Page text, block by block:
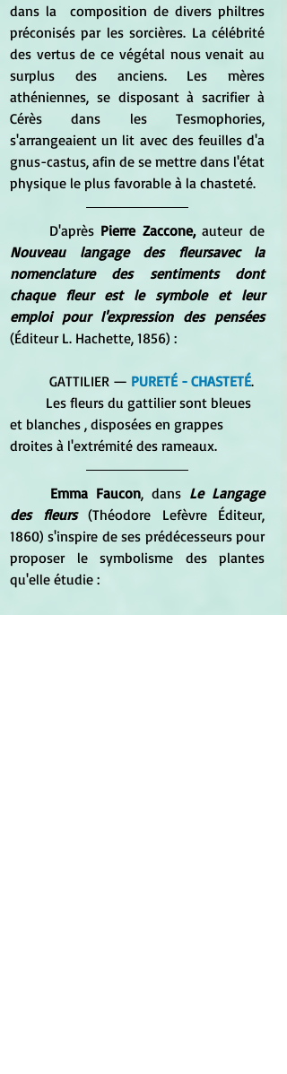
dans la  composition de divers philtres
préconisés par les sorcières. La célébrité
des vertus de ce végétal nous venait au
surplus des anciens. Les mères
athéniennes, se disposant à sacrifier à
Cérès dans les Tesmophories,
s'arrangeaient un lit avec des feuilles d'a
gnus-castus, afin de se mettre dans l'état
physique le plus favorable à la chasteté.
	D'après
Pierre Zaccone,
Nouveau langage des fleursavec la
nomenclature des sentiments dont
chaque fleur est le symbole et leur
emploi pour l'expression des pensées
(Éditeur L. Hachette, 1856) :
	 GATTILIER —
PURETÉ - CHASTETÉ.
et blanches , disposées en grappes
droites à l'extrémité des rameaux.
Emma Faucon, dans Le Langage
des fleurs (Théodore Lefèvre Éditeur,
1860) s'inspire de ses prédécesseurs pour
proposer le symbolisme des plantes
qu'elle étudie :